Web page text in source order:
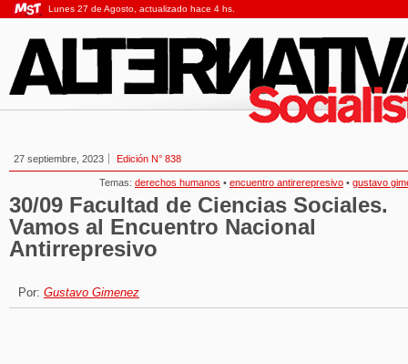
Lunes 27 de Agosto, actualizado hace 4 hs.
27 septiembre, 2023 Edición N° 838
Temas: derechos humanos • encuentro antirerepresivo • gustavo
30/09 Facultad de Ciencias Sociales.
Vamos al Encuentro Nacional
Antirrepresivo
Por: Gustavo Gimenez